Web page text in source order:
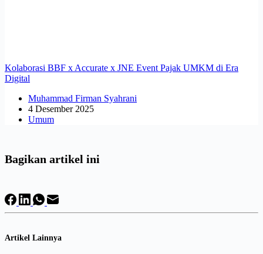
Kolaborasi BBF x Accurate x JNE Event Pajak UMKM di Era
Digital
Muhammad Firman Syahrani
4 Desember 2025
Umum
Bagikan artikel ini
Artikel Lainnya